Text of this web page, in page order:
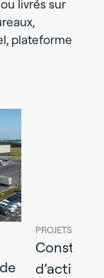
livrés sur
plateforme
PROJETS |